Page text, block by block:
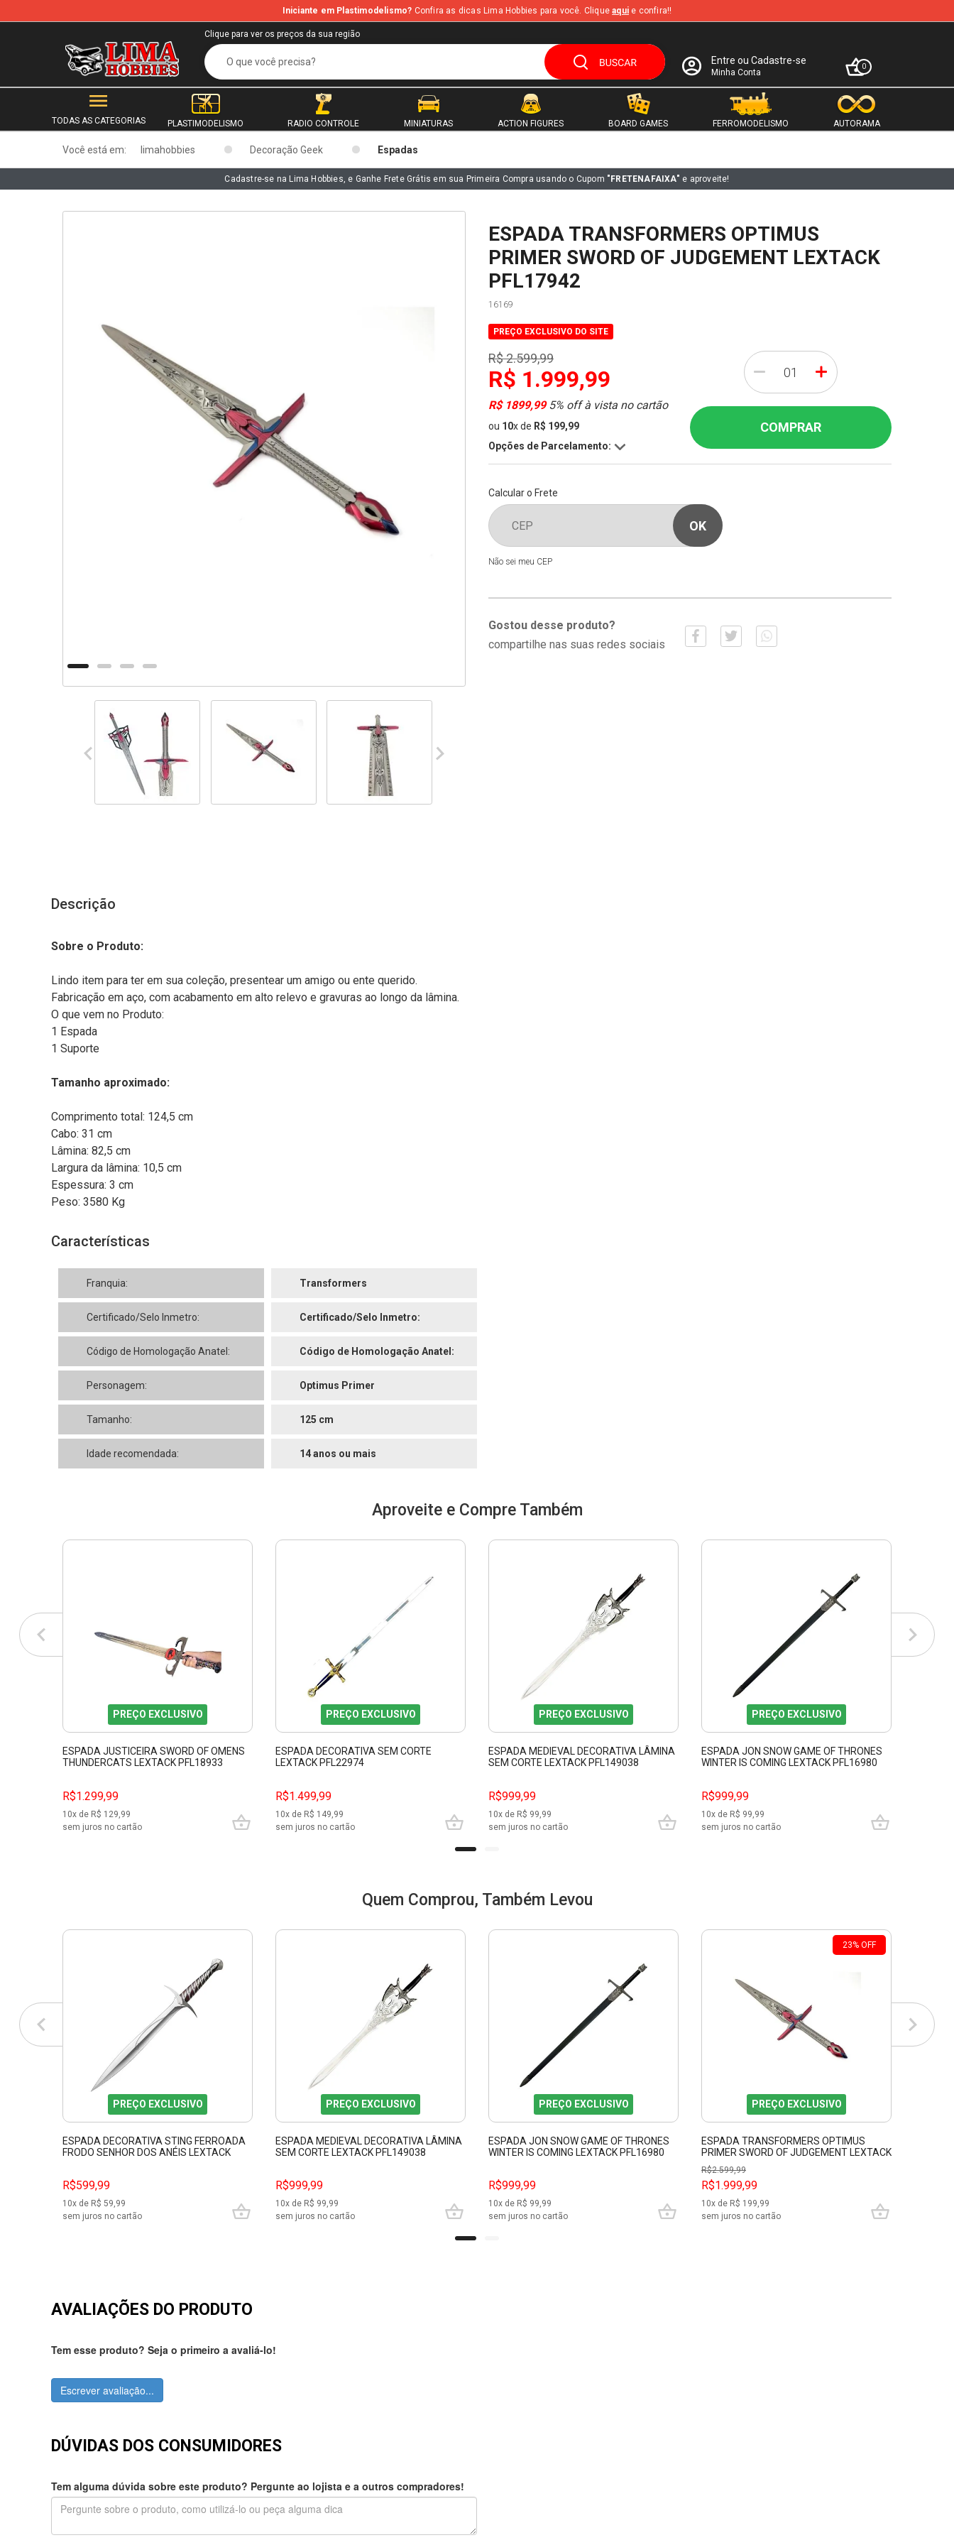
b
Iniciante em Plastimodelismo? Confira as dicas Lima Hobbies para você. Cliqueaqui e confira!!
Clique para ver os preços da sua região
Entre ou Cadastre-se
Minha Conta
0
TODAS AS CATEGORIAS PLASTIMODELISMO RADIO CONTROLE MINIATURAS ACTION FIGURES BOARD GAMES FERROMODELISMO AUTORAMA
Você está em: limahobbies Decoração Geek Espadas
Cadastre-se na Lima Hobbies, e Ganhe Frete Grátis em sua Primeira Compra usando o Cupom "FRETENAFAIXA" e aproveite!
ESPADA TRANSFORMERS OPTIMUS
PRIMER SWORD OF JUDGEMENT LEXTACK
PFL17942
16169
PREÇO EXCLUSIVO DO SITE
R$ 2.599,99
R$ 1.999,99
R$ 1899,995% off à vista no cartão
ou 10xde R$ 199,99
Opções de Parcelamento:
- +
COMPRAR
Calcular o Frete
Não sei meu CEP
Gostou desse produto?
compartilhe nas suas redes sociais
Descrição
Sobre o Produto:
Lindo item para ter em sua coleção, presentear um amigo ou ente querido.
Fabricação em aço, com acabamento em alto relevo e gravuras ao longo da lâmina.
O que vem no Produto:
1 Espada
1 Suporte
Tamanho aproximado:
Comprimento total: 124,5 cm
Cabo: 31 cm
Lâmina: 82,5 cm
Largura da lâmina: 10,5 cm
Espessura: 3 cm
Peso: 3580 Kg
Características
Franquia: Transformers
Certificado/Selo Inmetro: Certificado/Selo Inmetro:
Código de Homologação Anatel: Código de Homologação Anatel:
Personagem: Optimus Primer
Tamanho: 125 cm
Idade recomendada: 14 anos ou mais
Aproveite e Compre Também
PREÇO EXCLUSIVO
ESPADA JUSTICEIRA SWORD OF OMENS
THUNDERCATS LEXTACK PFL18933
R$1.299,99
10x de R$ 129,99
sem juros no cartão
PREÇO EXCLUSIVO
ESPADA DECORATIVA SEM CORTE
LEXTACK PFL22974
R$1.499,99
10x de R$ 149,99
sem juros no cartão
PREÇO EXCLUSIVO
ESPADA MEDIEVAL DECORATIVA LÂMINA
SEM CORTE LEXTACK PFL149038
R$999,99
10x de R$ 99,99
sem juros no cartão
PREÇO EXCLUSIVO
ESPADA JON SNOW GAME OF THRONES
WINTER IS COMING LEXTACK PFL16980
R$999,99
10x de R$ 99,99
sem juros no cartão
Quem Comprou, Também Levou
PREÇO EXCLUSIVO
ESPADA DECORATIVA STING FERROADA
FRODO SENHOR DOS ANÉIS LEXTACK
R$599,99
10x de R$ 59,99
sem juros no cartão
PREÇO EXCLUSIVO
ESPADA MEDIEVAL DECORATIVA LÂMINA
SEM CORTE LEXTACK PFL149038
R$999,99
10x de R$ 99,99
sem juros no cartão
PREÇO EXCLUSIVO
ESPADA JON SNOW GAME OF THRONES
WINTER IS COMING LEXTACK PFL16980
R$999,99
10x de R$ 99,99
sem juros no cartão
23% OFF
PREÇO EXCLUSIVO
ESPADA TRANSFORMERS OPTIMUS
PRIMER SWORD OF JUDGEMENT LEXTACK
PFL17942
R$2.599,99
R$1.999,99
10x de R$ 199,99
sem juros no cartão
AVALIAÇÕES DO PRODUTO
Tem esse produto? Seja o primeiro a avaliá-lo!
Escrever avaliação...
DÚVIDAS DOS CONSUMIDORES
Tem alguma dúvida sobre este produto? Pergunte ao lojista e a outros compradores!